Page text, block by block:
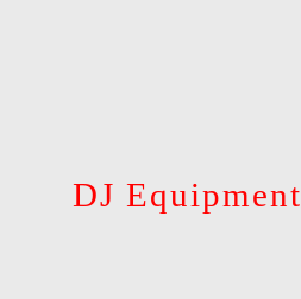
DJ Equipment